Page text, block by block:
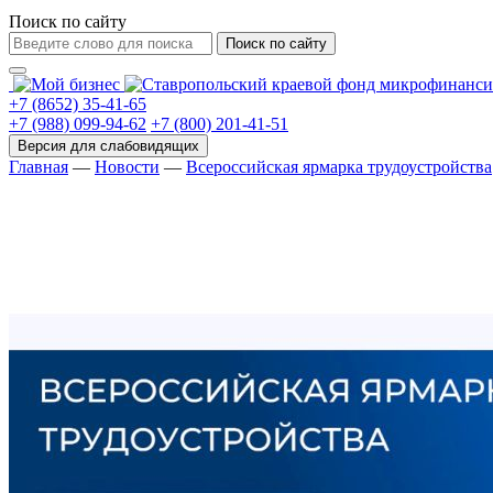
Поиск по сайту
Поиск по сайту
+7 (8652) 35-41-65
+7 (988) 099-94-62 +7 (800) 201-41-51
Главная — Новости — Всероссийская ярмарка трудоустройства